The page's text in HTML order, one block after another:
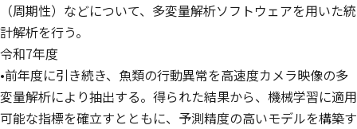
（周期性）などについて、多変量解析ソフトウェアを用いた統
計解析を行う。
令和7年度
•前年度に引き続き、魚類の行動異常を高速度カメラ映像の多
変量解析により抽出する。得られた結果から、機械学習に適用
可能な指標を確立すとともに、予測精度の高いモデルを構築す